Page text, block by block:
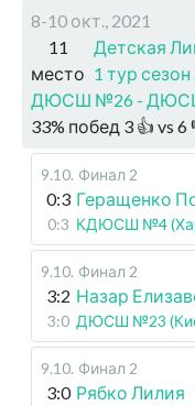
8-10 окт., 2021
11
место
Детская
1 тур
ДЮСШ №26 -
33% побед 3 👍 vs 6
9.10. Финал 2
0:3 Геращенко
0:3 КДЮСШ №4
9.10. Финал 2
3:2 Назар
3:0 ДЮСШ №23
9.10. Финал 2
3:0 Рябко Лилия